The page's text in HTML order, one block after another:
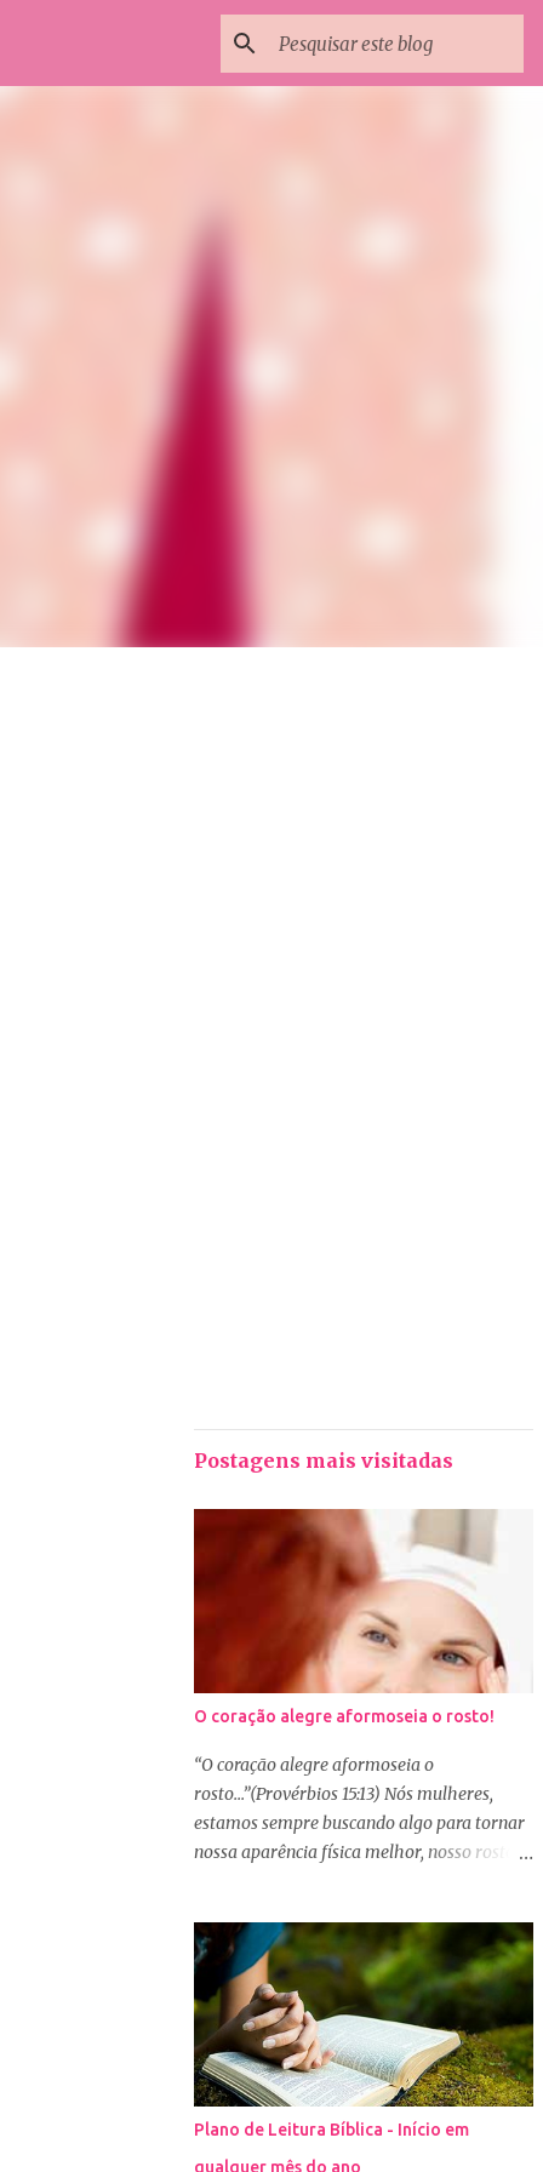
Postagens mais visitadas
O coração alegre aformoseia o rosto!
“O coração alegre aformoseia o
rosto...”(Provérbios 15:13) Nós mulheres,
estamos sempre buscando algo para tornar
nossa aparência física melhor, nosso rosto
cosméticos e produtos de beleza. No Youtube
por exemplo, os canais com mais seguidores
são das blogueiras que dão dicas de beleza,
ensinam a se maquiar e testam produtos.
Não é errado gostar de se cuidar e buscar
conhecimento de como ficar mais bonita e
atraente. Eu também gosto de maquiagem e
dicas de beleza, no entanto, precisamos
Plano de Leitura Bíblica - Início em
qualquer mês do ano